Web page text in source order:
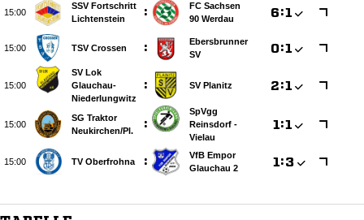

SSV Fortschritt
Lichtenstein
:
FC Sachsen
90 Werdau
:
 TSV Crossen :
Ebersbrunner
SV
:

SV Lok
Glauchau-
Niederlungwitz
: SV Planitz :

SG Traktor
Neukirchen/​Pl.
:
SpVgg
Reinsdorf -
Vielau
 :
 TV Oberfrohna :
VfB Empor
Glauchau 2
 :